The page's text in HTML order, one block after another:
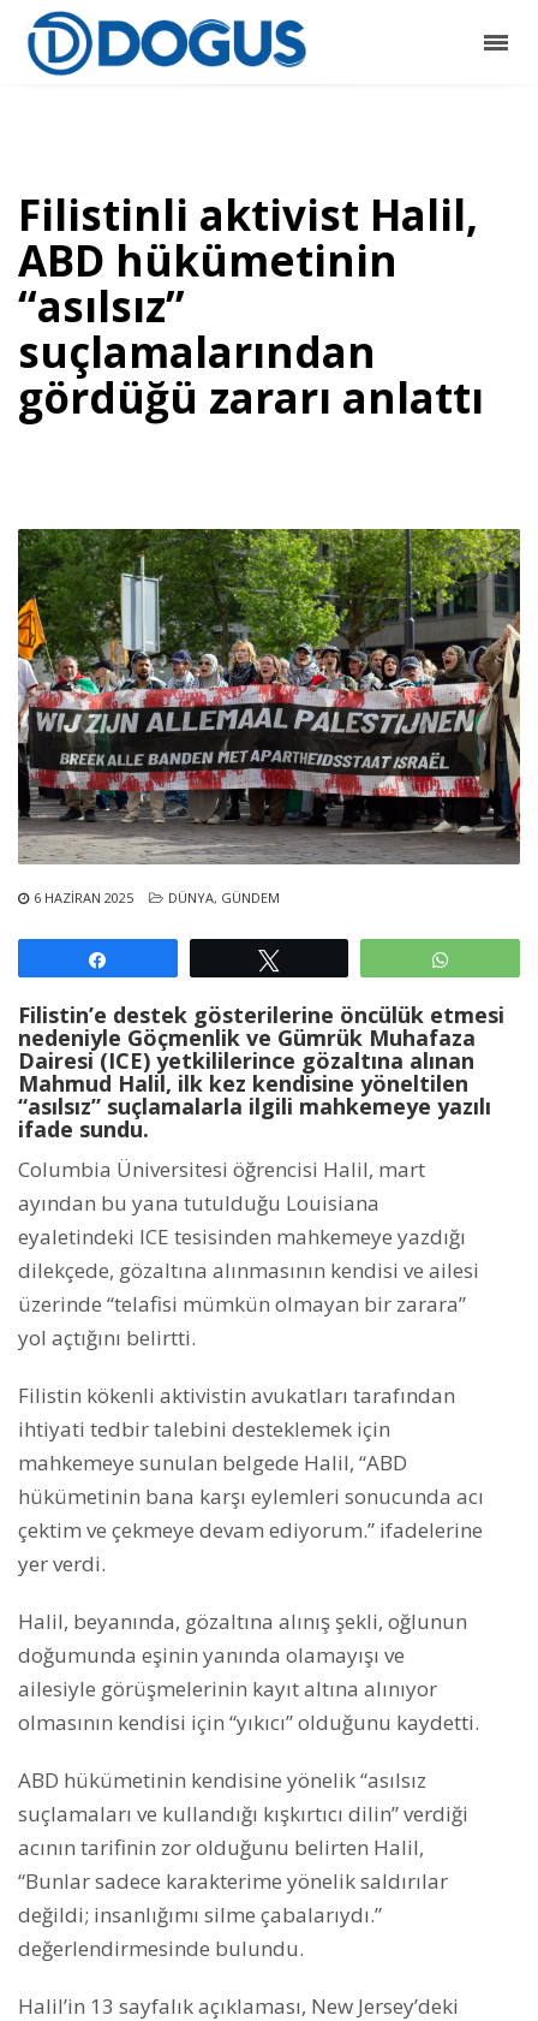
Filistinli aktivist Halil,
ABD hükümetinin
“asılsız”
suçlamalarından
gördüğü zararı anlattı
6 HAZIRAN 2025 DÜNYA, GÜNDEM
Filistin’e destek gösterilerine öncülük etmesi
nedeniyle Göçmenlik ve Gümrük Muhafaza
Dairesi (ICE) yetkililerince gözaltına alınan
Mahmud Halil, ilk kez kendisine yöneltilen
“asılsız” suçlamalarla ilgili mahkemeye yazılı
ifade sundu.
Columbia Üniversitesi öğrencisi Halil, mart
ayından bu yana tutulduğu Louisiana
eyaletindeki ICE tesisinden mahkemeye yazdığı
dilekçede, gözaltına alınmasının kendisi ve ailesi
üzerinde “telafisi mümkün olmayan bir zarara”
yol açtığını belirtti.
Filistin kökenli aktivistin avukatları tarafından
ihtiyati tedbir talebini desteklemek için
mahkemeye sunulan belgede Halil, “ABD
hükümetinin bana karşı eylemleri sonucunda acı
çektim ve çekmeye devam ediyorum.” ifadelerine
yer verdi.
Halil, beyanında, gözaltına alınış şekli, oğlunun
doğumunda eşinin yanında olamayışı ve
ailesiyle görüşmelerinin kayıt altına alınıyor
olmasının kendisi için “yıkıcı” olduğunu kaydetti.
ABD hükümetinin kendisine yönelik “asılsız
suçlamaları ve kullandığı kışkırtıcı dilin” verdiği
acının tarifinin zor olduğunu belirten Halil,
“Bunlar sadece karakterime yönelik saldırılar
değildi; insanlığımı silme çabalarıydı.”
değerlendirmesinde bulundu.
Halil’in 13 sayfalık açıklaması, New Jersey’deki